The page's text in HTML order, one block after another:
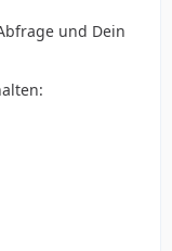
und Dein